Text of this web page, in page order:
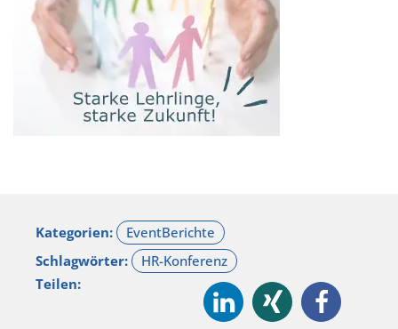
Kategorien:
Schlagwörter:
Teilen: